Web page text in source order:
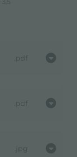
pdf
pdf
jpg